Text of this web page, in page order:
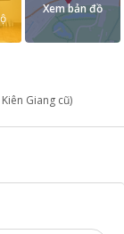
Giang cũ)
Xem bản đồ